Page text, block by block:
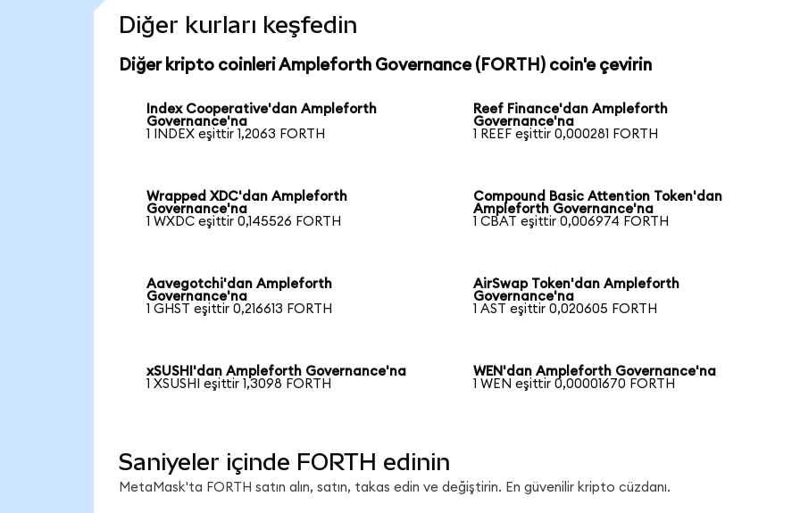
Diğer kurları keşfedin
Diğer kripto coinleri Ampleforth Governance (FORTH) coin'e çevirin
Index Cooperative'dan Ampleforth
Governance'na
1 INDEX eşittir 1,2063 FORTH
Reef Finance'dan Ampleforth
Governance'na
1 REEF eşittir 0,000281 FORTH
Wrapped XDC'dan Ampleforth
Governance'na
1 WXDC eşittir 0,145526 FORTH
Compound Basic Attention Token'dan
Ampleforth Governance'na
1 CBAT eşittir 0,006974 FORTH
Aavegotchi'dan Ampleforth
Governance'na
1 GHST eşittir 0,216613 FORTH
AirSwap Token'dan Ampleforth
Governance'na
1 AST eşittir 0,020605 FORTH
xSUSHI'dan Ampleforth Governance'na
1 XSUSHI eşittir 1,3098 FORTH
WEN'dan Ampleforth Governance'na
1 WEN eşittir 0,00001670 FORTH
Saniyeler içinde FORTH edinin
MetaMask'ta FORTH satın alın, satın, takas edin ve değiştirin. En güvenilir kripto cüzdanı.